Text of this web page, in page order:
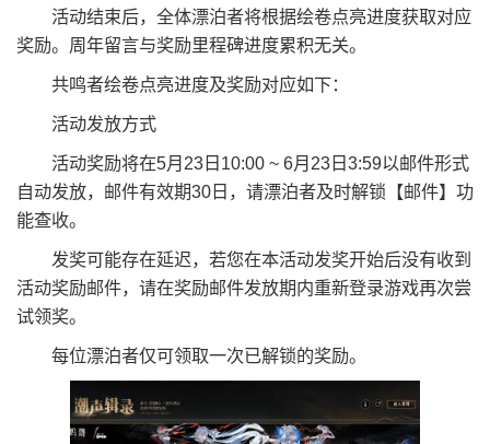
活动结束后，全体漂泊者将根据绘卷点亮进度获取对应
奖励。周年留言与奖励里程碑进度累积无关。
共鸣者绘卷点亮进度及奖励对应如下：
活动发放方式
活动奖励将在5月23日10:00 ~ 6月23日3:59以邮件形式
自动发放，邮件有效期30日，请漂泊者及时解锁【邮件】功
能查收。
发奖可能存在延迟，若您在本活动发奖开始后没有收到
活动奖励邮件，请在奖励邮件发放期内重新登录游戏再次尝
试领奖。
每位漂泊者仅可领取一次已解锁的奖励。